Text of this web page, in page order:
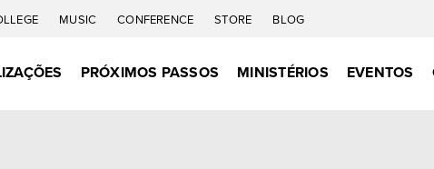
MUSIC CONFERENCE STORE BLOG
PRÓXIMOS PASSOS MINISTÉRIOS EVENTOS